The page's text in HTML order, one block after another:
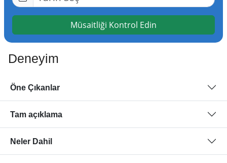
Müsaitliği Kontrol Edin
Deneyim
Öne Çıkanlar
Tam açıklama
Neler Dahil